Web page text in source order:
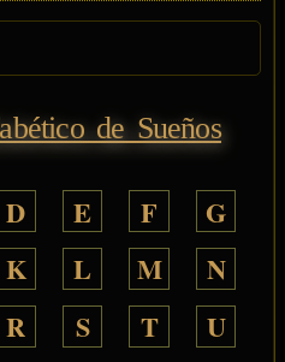
de Sueños
D E F
G
K L M
N
R S T
U